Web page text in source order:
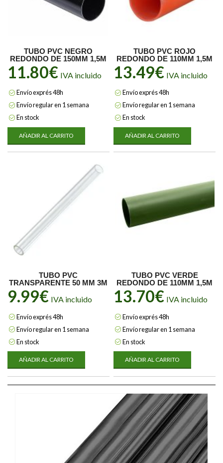
TUBO PVC NEGRO
REDONDO DE 150MM 1,5M
11.80€ IVA incluido
Envío exprés 48h
Envío regular en 1 semana
En stock
AÑADIR AL CARRITO
TUBO PVC ROJO
REDONDO DE 110MM 1,5M
13.49€ IVA incluido
Envío exprés 48h
Envío regular en 1 semana
En stock
AÑADIR AL CARRITO
TUBO PVC
TRANSPARENTE 50 MM 3M
9.99€ IVA incluido
Envío exprés 48h
Envío regular en 1 semana
En stock
AÑADIR AL CARRITO
TUBO PVC VERDE
REDONDO DE 110MM 1,5M
13.70€ IVA incluido
Envío exprés 48h
Envío regular en 1 semana
En stock
AÑADIR AL CARRITO